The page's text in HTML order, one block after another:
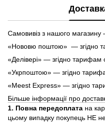
Самовивіз з нашого магазину
«Нововю поштою» — згідно
«Делівері» — згідно тарифам
«Укрпоштою» — згідно
«Meest Express» — згідно
Більше інформації про
1. Повна передоплата на
цьому випадку покупець НЕ